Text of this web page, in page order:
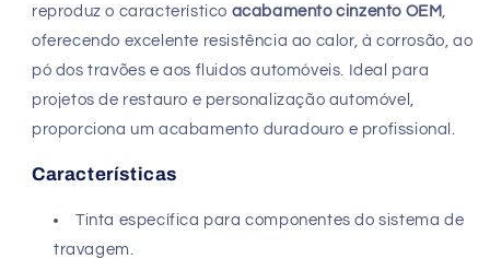
reproduz o característico acabamento cinzento OEM
oferecendo excelente resistência ao calor, à corrosão, ao
pó dos travões e aos fluidos automóveis. Ideal para
projetos de restauro e personalização automóvel,
proporciona um acabamento duradouro e profissional.
Características
Tinta específica para componentes do sistema de
travagem.